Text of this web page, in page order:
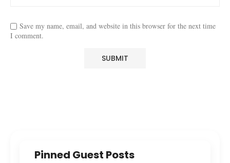
Save my name, email, and website in this browser for the next time
I comment.
Pinned Guest Posts